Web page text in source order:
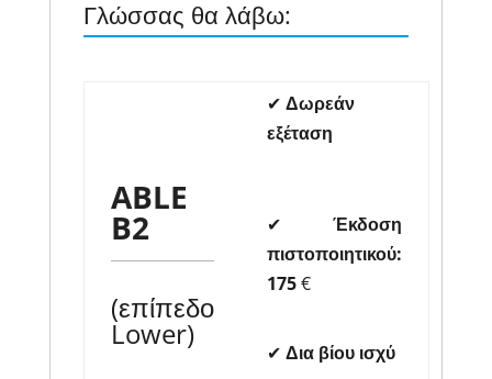
Γλώσσας θα λάβω:
ABLE
B2
(επίπεδο
Lower)
✔ Δωρεάν
εξέταση
✔ Έκδοση
πιστοποιητικού:
175€
✔ Δια βίου ισχύ